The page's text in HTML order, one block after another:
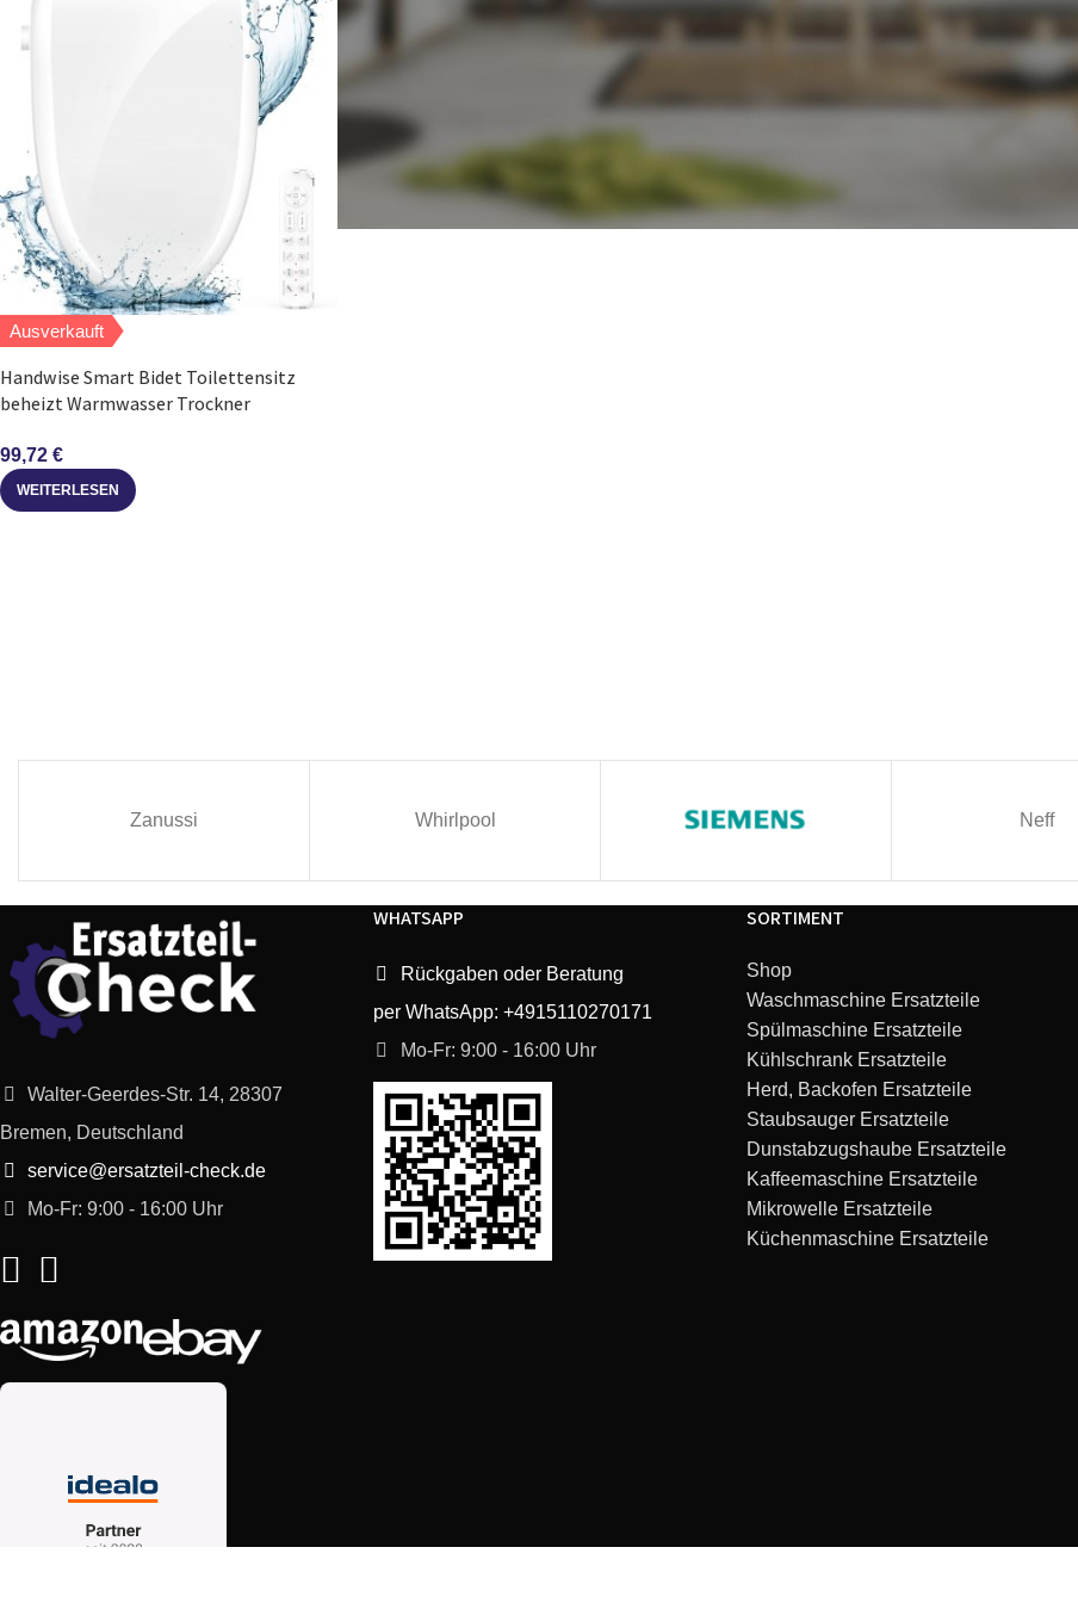
Ausverkauft
Handwise Smart Bidet Toilettensitz
beheizt Warmwasser Trockner
99,72 €
WEITERLESEN
Zanussi Whirlpool Neff
Walter-Geerdes-Str. 14, 28307
Bremen, Deutschland
service@ersatzteil-check.de
Mo-Fr: 9:00 - 16:00 Uhr
WHATSAPP
Rückgaben oder Beratung
per WhatsApp: +4915110270171
Mo-Fr: 9:00 - 16:00 Uhr
SORTIMENT
Shop
Waschmaschine Ersatzteile
Spülmaschine Ersatzteile
Kühlschrank Ersatzteile
Herd, Backofen Ersatzteile
Staubsauger Ersatzteile
Dunstabzugshaube Ersatzteile
Kaffeemaschine Ersatzteile
Mikrowelle Ersatzteile
Küchenmaschine Ersatzteile